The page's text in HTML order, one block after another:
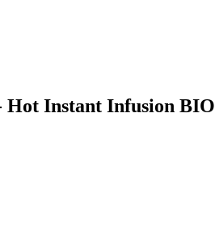
Hot Instant Infusion BIO